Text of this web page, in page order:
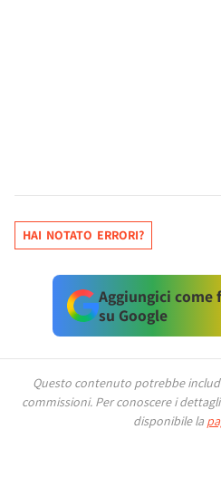
HAI NOTATO ERRORI?
Aggiungici
su Google
Questo contenuto potrebbe
commissioni. Per conoscere i
disponibile la